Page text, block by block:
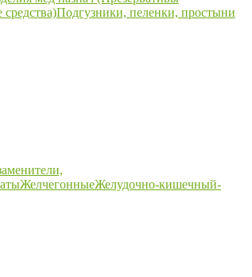
Подгузники, пеленки, простыни
ЖелчегонныеЖелудочно-кишечный-